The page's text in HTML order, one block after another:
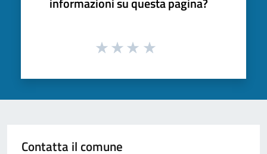
Contatta il comune